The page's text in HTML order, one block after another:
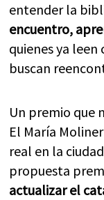
entender la
encuentro,
quienes ya leen
buscan
Un premio que
El María
real en la
propuesta
actualizar el